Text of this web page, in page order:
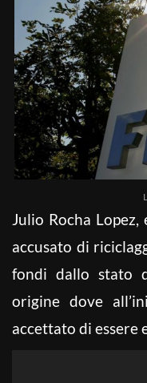
Julio Rocha
accusato di
fondi dallo stato
origine dove
accettato di essere